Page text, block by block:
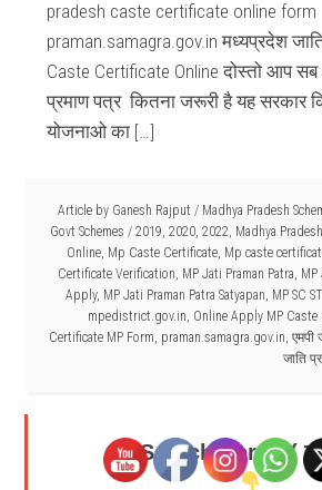
pradesh caste certificate online form
praman.samagra.gov.in मध्यप्रदेश
Caste Certificate Online दोस्तो आप
प्रमाण पत्र कितना जरूरी है यह सरकार
योजनाओ का […]
Article by Ganesh Rajput / Madhya Pradesh
Govt Schemes / 2019, 2020, 2022, Madhya
Online, Mp Caste Certificate, Mp caste
Certificate Verification, MP Jati Praman Patra, MP
Apply, MP Jati Praman Patra Satyapan, MP SC
mpedistrict.gov.in, Online Apply MP Caste
Certificate MP Form, praman.samagra.gov.in, एमपी
जाति
Search Here - (